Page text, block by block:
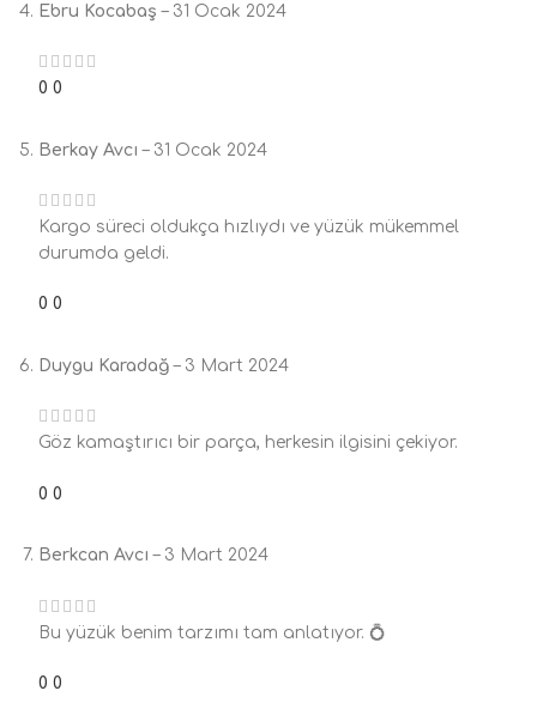
Ebru Kocabaş– 31 Ocak 2024
0 0
Berkay Avcı– 31 Ocak 2024
Kargo süreci oldukça hızlıydı ve yüzük mükemmel
durumda geldi.
0 0
Duygu Karadağ– 3 Mart 2024
Göz kamaştırıcı bir parça, herkesin ilgisini çekiyor.
0 0
Berkcan Avcı– 3 Mart 2024
Bu yüzük benim tarzımı tam anlatıyor. 💍
0 0